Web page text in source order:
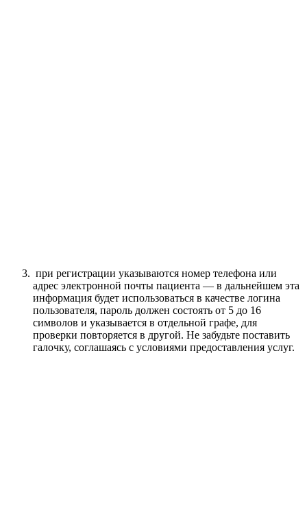
при регистрации указываются номер телефона или
адрес электронной почты пациента — в дальнейшем эта
информация будет использоваться в качестве логина
пользователя, пароль должен состоять от 5 до 16
символов и указывается в отдельной графе, для
проверки повторяется в другой. Не забудьте поставить
галочку, соглашаясь с условиями предоставления услуг.